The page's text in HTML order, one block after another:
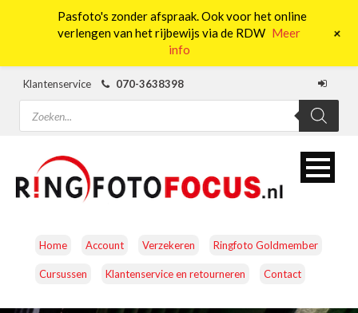
Klantenservice
070-3638398
Producten
zoeken
Home Account Verzekeren Ringfoto Goldmember
Cursussen Klantenservice en retourneren Contact
Pasfoto's zonder afspraak. Ook voor het online
verlengen van het rijbewijs via de RDW Meer
info
+